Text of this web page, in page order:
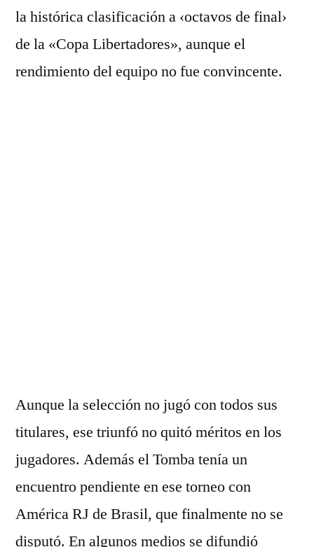
la histórica clasificación a ‹octavos de final›
de la «Copa Libertadores», aunque el
rendimiento del equipo no fue convincente.
Aunque la selección no jugó con todos sus
titulares, ese triunfó no quitó méritos en los
jugadores. Además el Tomba tenía un
encuentro pendiente en ese torneo con
América RJ de Brasil, que finalmente no se
disputó. En algunos medios se difundió